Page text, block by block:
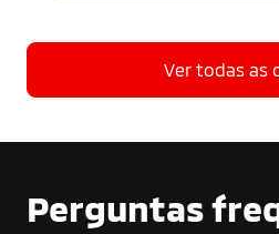
Ver todas as
Perguntas